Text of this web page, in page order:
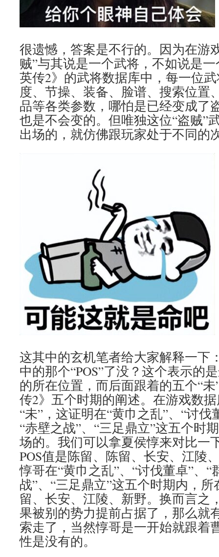
很遗憾，答案是不行的。因为在游
贼”与其说是一个武将，不如说是
英传2》的武将数据库中，每一位
度、节操、装备、脸谱、搜索位置
品等各类参数，哪怕是已经变成了
也是不会变的。但唯独这位“盗贼”
出场的，就仿佛跟玩家处于不同的
这其中的玄机笔者给大家解释一下
中的那个“POS”了没？这个表示的
的所在位置，而后面跟着的五个“
传2》五个时期的阐述。在游戏数
“未”，这证明在“黄巾之乱”、“讨伐
“赤壁之战”、“三足鼎立”这五个时
场的。我们可以拿夏侯惇来对比一
POS值是陈留、陈留、长安、江陵
惇哥在“黄巾之乱”、“讨伐董卓”、“
战”、“三足鼎立”这五个时期内，
留、长安、江陵、新野。换而言之
果被别的势力提前占据了，那么就
索走了，当然惇哥是一开始就跟着
性是没有的。